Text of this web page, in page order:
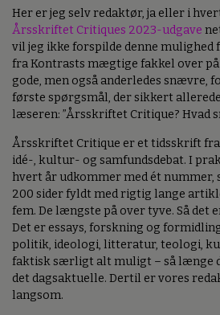
Her er jeg selv redaktør, ja eller i
Årsskriftet Critiques 2023-udgave
vil jeg ikke forspilde denne mulighed
fra Kontrasts mægtige fakkel over
gode, men også anderledes snævre,
første spørgsmål, der sikkert
læseren: ”Årsskriftet Critique? Hvad
Årsskriftet Critique er et tidsskrift
idé-, kultur- og samfundsdebat. I
hvert år udkommer med ét nummer,
200 sider fyldt med rigtig lange
fem. De længste på over tyve. Så det
Det er essays, forskning og
politik, ideologi, litteratur, teologi,
faktisk særligt alt muligt – så længe
det dagsaktuelle. Dertil er vores
langsom.